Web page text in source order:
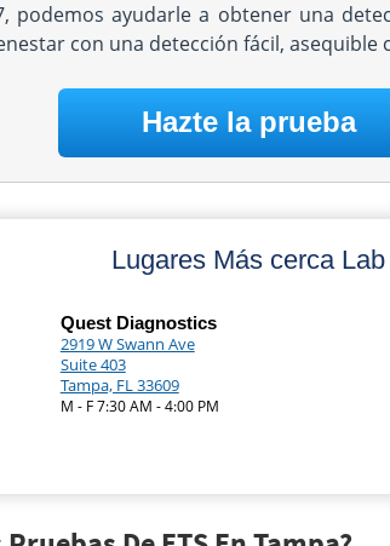
podemos ayudarle a obtener una
con una detección fácil, asequible
Hazte la prueba
Lugares Más cerca Lab
Quest Diagnostics
2919 W Swann Ave
Suite 403
Tampa, FL 33609
M - F 7:30 AM - 4:00 PM